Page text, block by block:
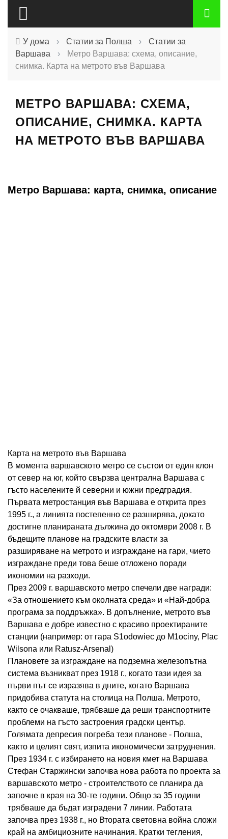
У дома › Статии за Полша ›
Статии за
Варшава
›
Метро Варшава: схема, описание,
снимка. Карта на метрото във Варшава
МЕТРО ВАРШАВА: СХЕМА,
ОПИСАНИЕ, СНИМКА. КАРТА
НА МЕТРОТО ВЪВ ВАРШАВА
Метро Варшава: карта, снимка, описание
Карта на метрото във Варшава
В момента варшавското метро се състои от един клон
от север на юг, който свързва централна Варшава с
гъсто населените й северни и южни предградия.
Първата метростанция във Варшава е открита през
1995 г., а линията постепенно се разширява, докато
достигне планираната дължина до октомври 2008 г. В
бъдещите планове на градските власти за
разширяване на метрото и изграждане на гари, чието
изграждане преди това беше отложено поради
икономии на разходи.
През 2009 г. варшавското метро спечели две награди:
«За отношението към околната среда» и «Най-добра
програма за поддръжка». В допълнение, метрото във
Варшава е добре известно с красиво проектираните
станции (например: от гара S1odowiec до M1ociny, Plac
Wilsona или Ratusz-Arsenal)
Плановете за изграждане на подземна железопътна
система възникват през 1918 г., когато тази идея за
първи път се изразява в дните, когато Варшава
придобива статута на столица на Полша. Метрото,
както се очакваше, трябваше да реши транспортните
проблеми на гъсто застроения градски център.
Голямата депресия погреба тези планове - Полша,
както и целият свят, изпита икономически затруднения.
През 1934 г. с избирането на новия кмет на Варшава
Стефан Старжински започва нова работа по проекта за
варшавското метро - строителството се планира да
започне в края на 30-те години. Общо за 35 години
трябваше да бъдат изградени 7 линии. Работата
започва през 1938 г., но Втората световна война сложи
край на амбициозните начинания. Кратки тегления,